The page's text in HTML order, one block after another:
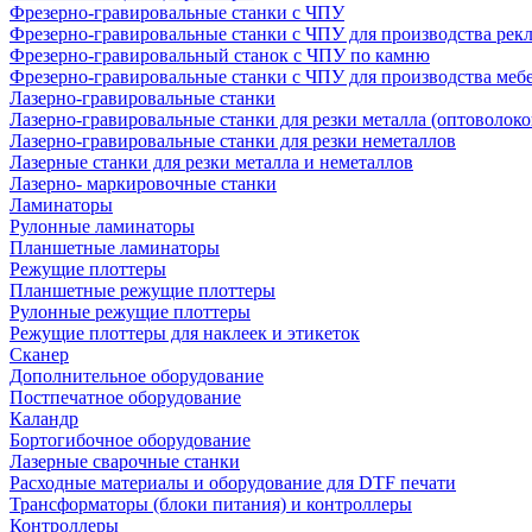
Фрезерно-гравировальные станки с ЧПУ
Фрезерно-гравировальные станки с ЧПУ для производства
Фрезерно-гравировальный станок с ЧПУ по камню
Фрезерно-гравировальные станки с ЧПУ для производства
Лазерно-гравировальные станки
Лазерно-гравировальные станки для резки металла
Лазерно-гравировальные станки для резки неметаллов
Лазерные станки для резки металла и неметаллов
Лазерно- маркировочные станки
Ламинаторы
Рулонные ламинаторы
Планшетные ламинаторы
Режущие плоттеры
Планшетные режущие плоттеры
Рулонные режущие плоттеры
Режущие плоттеры для наклеек и этикеток
Сканер
Дополнительное оборудование
Постпечатное оборудование
Каландр
Бортогибочное оборудование
Лазерные сварочные станки
Расходные материалы и оборудование для DTF печати
Трансформаторы (блоки питания) и контроллеры
Контроллеры